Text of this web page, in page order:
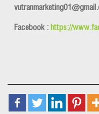
Facebook :https://